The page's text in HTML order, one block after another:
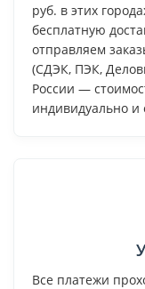
руб. в этих
бесплатную
отправляем
(СДЭК, ПЭК,
России —
индивидуально и
Все платежи